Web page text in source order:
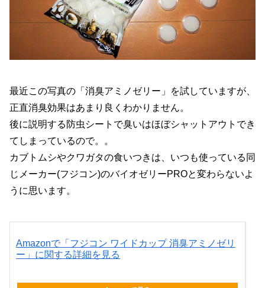
最近この写真の「消臭アミノゼリー」を試していますが、
正直消臭効果はあまり良くわかりません。
後に説明する防虫シートで臭いはほぼシャットアウトでき
てしまっているので。。
カブトムシやクワガタの食いつきは、いつも使っている同
じメーカー(フジコン)のバイオゼリーPROと変わらないよ
うに思います。
Amazonで「フジコン ワイドカップ 消臭アミノゼリ
ー」に関する詳細を見る